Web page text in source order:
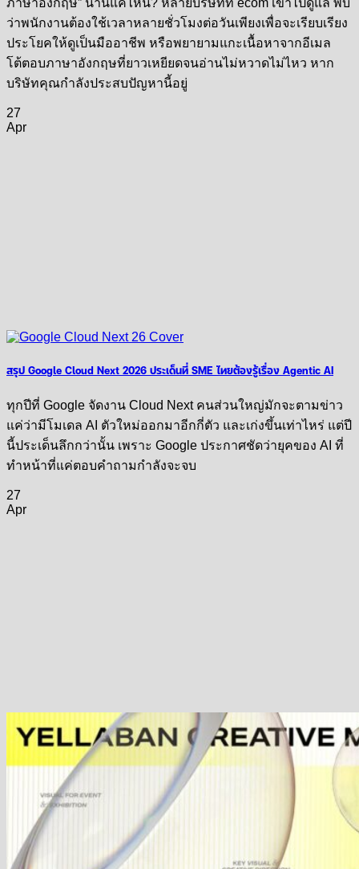
ว่าพนักงานต้องใช้เวลาหลายชั่วโมงต่อวันเพียงเพื่อจะเรียบเรียง
ประโยคให้ดูเป็นมืออาชีพ หรือพยายามแกะเนื้อหาจากอีเมล
โต้ตอบภาษาอังกฤษที่ยาวเหยียดจนอ่านไม่หวาดไม่ไหว หาก
บริษัทคุณกำลังประสบปัญหานี้อยู่
27
Apr
สรุป Google Cloud Next 2026 ประเด็นที่ SME ไทยต้องรู้เรื่อง Agentic AI
ทุกปีที่ Google จัดงาน Cloud Next คนส่วนใหญ่มักจะตามข่าว
แค่ว่ามีโมเดล AI ตัวใหม่ออกมาอีกกี่ตัว และเก่งขึ้นเท่าไหร่ แต่ปี
นี้ประเด็นลึกกว่านั้น เพราะ Google ประกาศชัดว่ายุคของ AI ที่
ทำหน้าที่แค่ตอบคำถามกำลังจะจบ
27
Apr